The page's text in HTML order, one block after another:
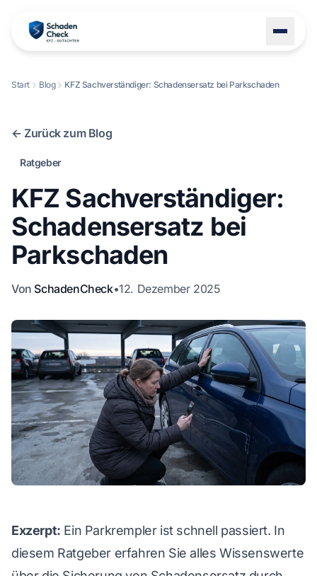
STANDORTE
ÜBER UNS
KONTAKT
WhatsApp
Start Blog KFZ Sachverständiger: Schadensersatz bei Parkschaden
← Zurück zum Blog
Ratgeber
KFZ Sachverständiger:
Schadensersatz bei
Parkschaden
Von SchadenCheck•12. Dezember 2025
Exzerpt: Ein Parkrempler ist schnell passiert. In
diesem Ratgeber erfahren Sie alles Wissenswerte